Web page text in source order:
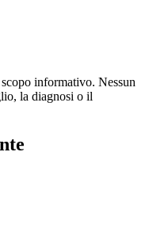
informativo. Nessun
la diagnosi o il